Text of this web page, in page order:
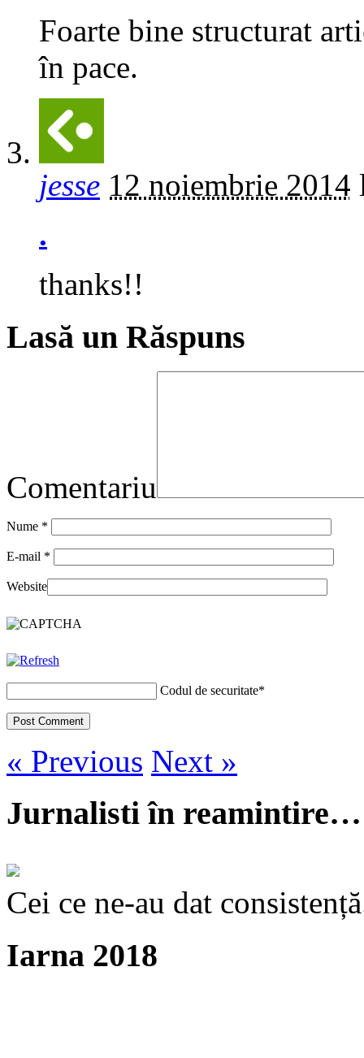
Foarte bine structurat
în pace.
jesse 12 noiembrie 2014
.
thanks!!
Lasă un Răspuns
Comentariu
Nume *
E-mail *
Website
Codul de securitate*
« Previous Next »
Jurnalisti în reamintire…
Cei ce ne-au dat
Iarna 2018